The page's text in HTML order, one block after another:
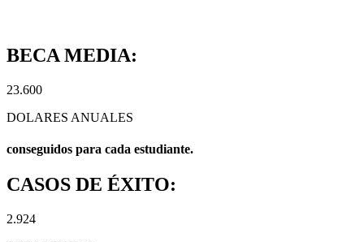
BECA MEDIA:
23.600
DOLARES ANUALES
conseguidos para cada estudiante.
CASOS DE ÉXITO:
2.924